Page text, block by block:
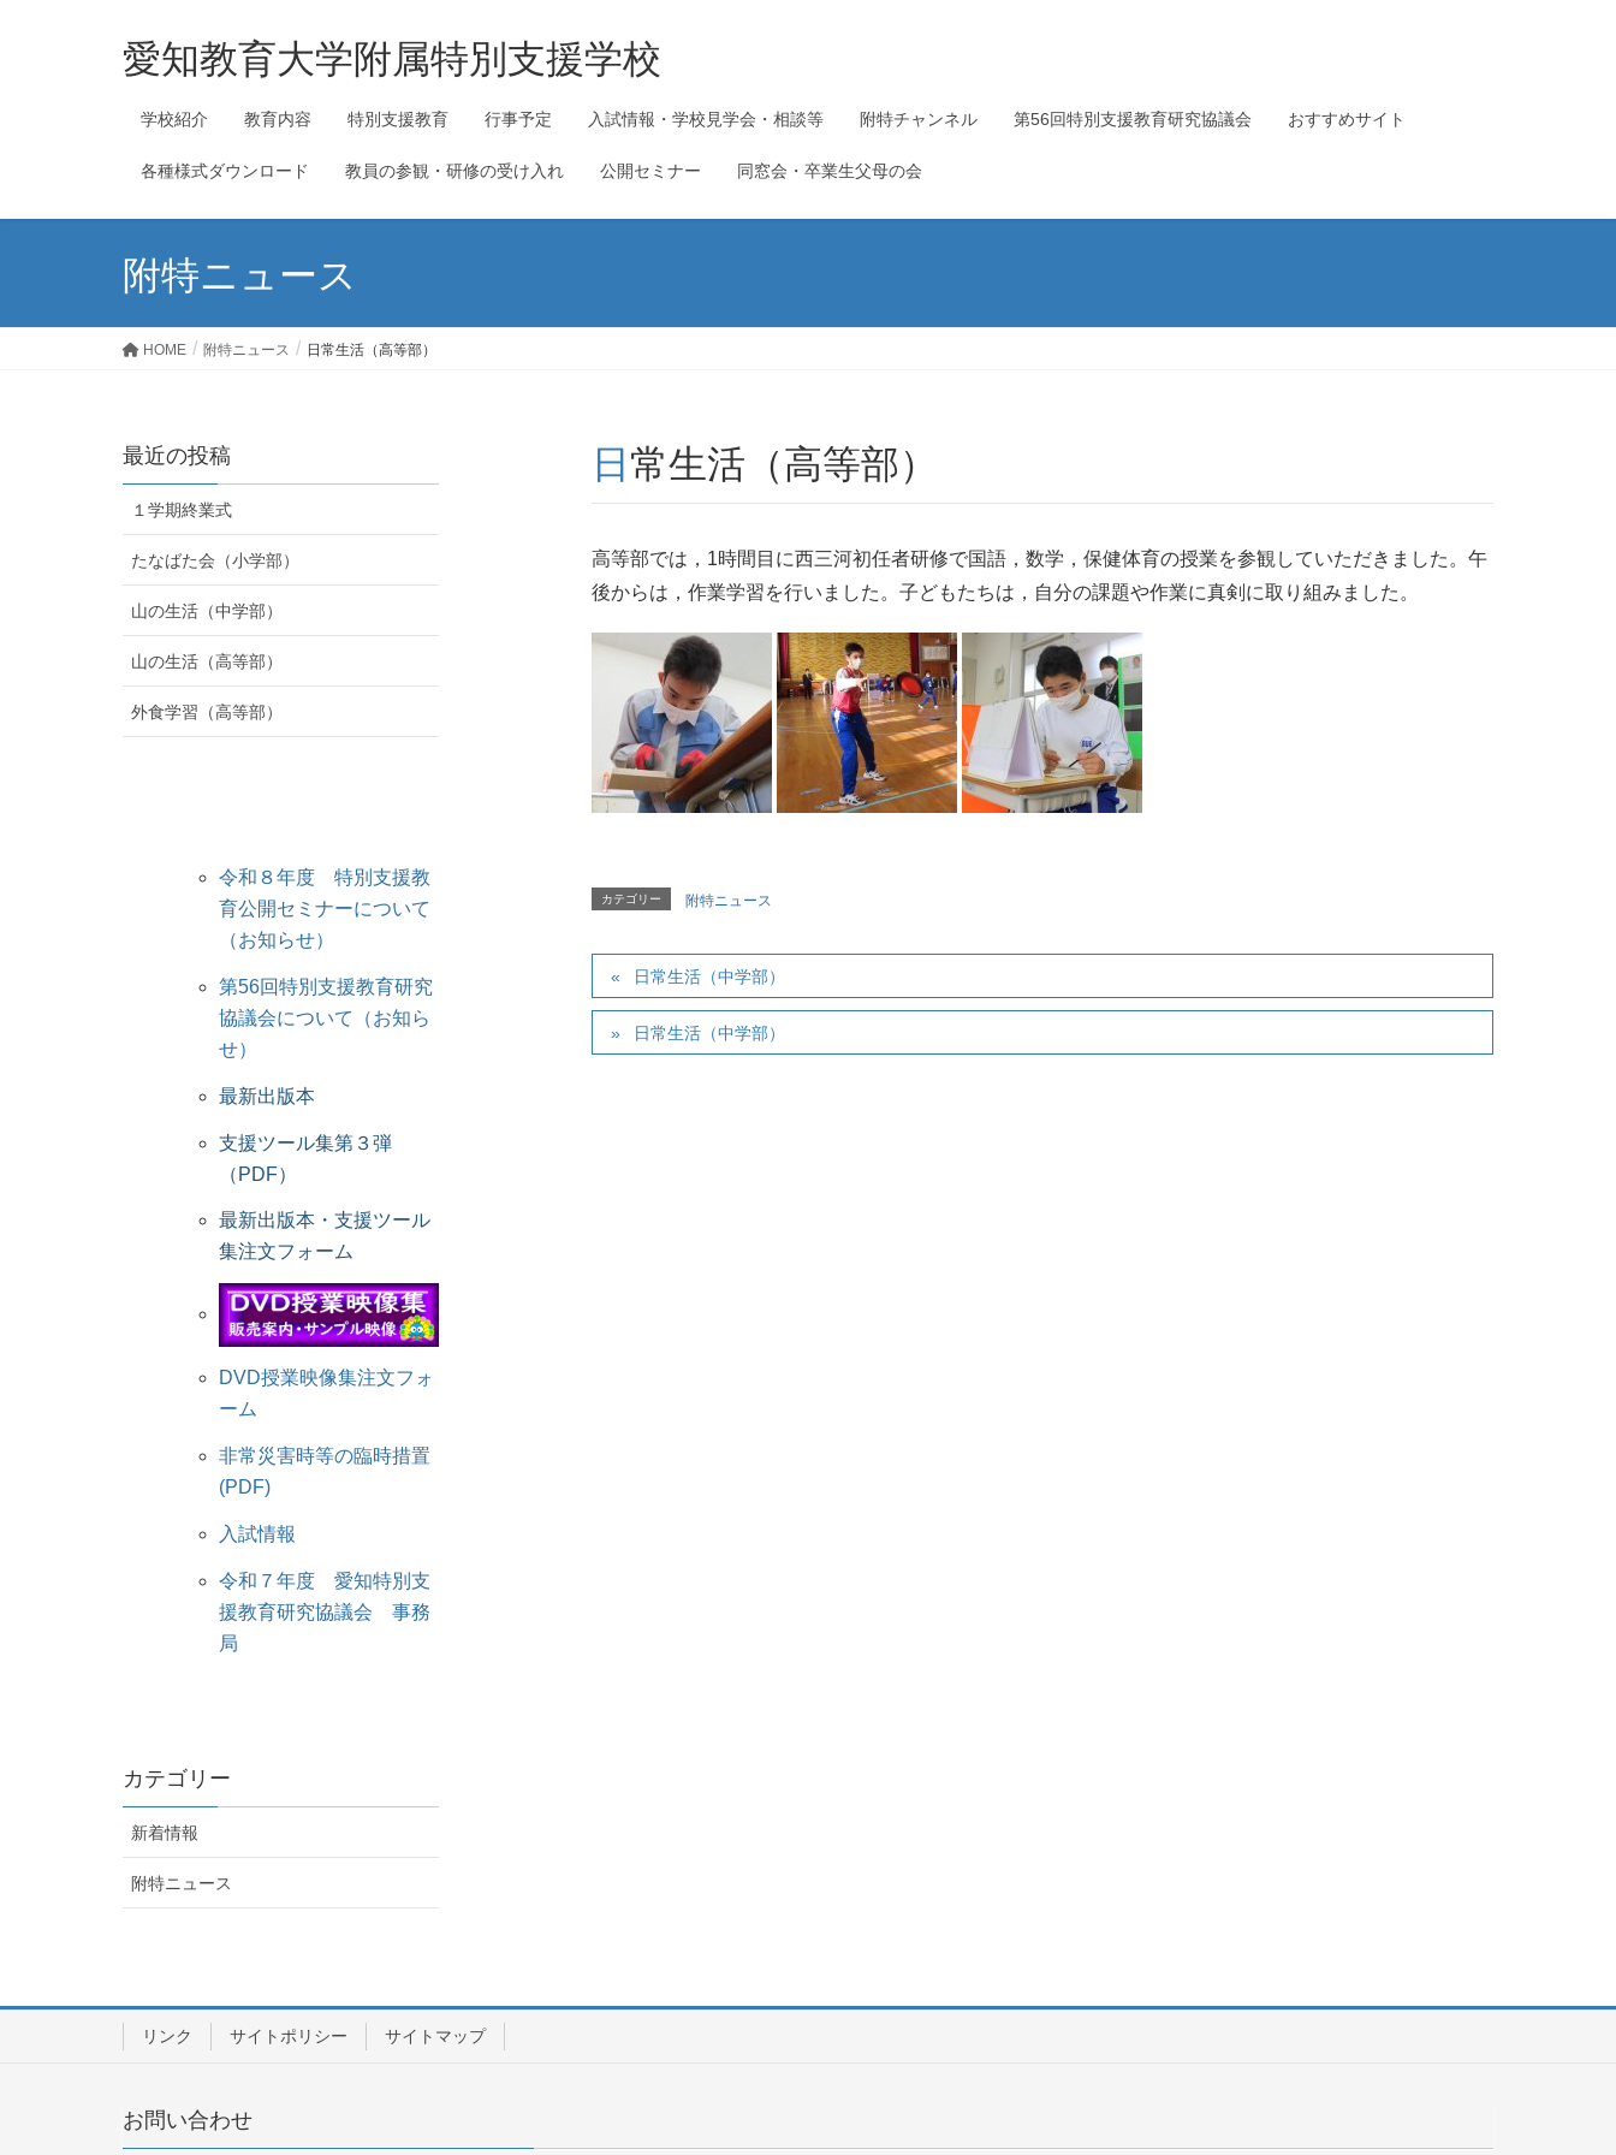
愛知教育大学附属特別支援学校
学校紹介 教育内容 特別支援教育 行事予定 入試情報・学校見学会・相談等 附特チャンネル 第56回特別支援教育研究協議会 おすすめサイト
各種様式ダウンロード 教員の参観・研修の受け入れ 公開セミナー 同窓会・卒業生父母の会
附特ニュース
HOME 附特ニュース 日常生活（高等部）
日常生活（高等部）
高等部では，1時間目に西三河初任者研修で国語，数学，保健体育の授業を参観していただきました。午
後からは，作業学習を行いました。子どもたちは，自分の課題や作業に真剣に取り組みました。
カテゴリー 附特ニュース
日常生活（中学部）
日常生活（中学部）
最近の投稿
１学期終業式
たなばた会（小学部）
山の生活（中学部）
山の生活（高等部）
外食学習（高等部）
令和８年度 特別支援教
育公開セミナーについて
（お知らせ）
第56回特別支援教育研究
協議会について（お知ら
せ）
最新出版本
支援ツール集第３弾
（PDF）
最新出版本・支援ツール
集注文フォーム
DVD授業映像集注文フォ
ーム
非常災害時等の臨時措置
(PDF)
入試情報
令和７年度 愛知特別支
援教育研究協議会 事務
局
カテゴリー
新着情報
附特ニュース
リンク サイトポリシー サイトマップ
お問い合わせ